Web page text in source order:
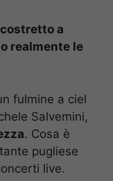
a
realmente le
fulmine a ciel
Salvemini,
. Cosa è
pugliese
live.